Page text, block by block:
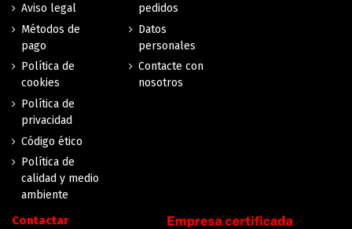
Aviso legal
Métodos de
pago
Política de
cookies
Política de
privacidad
Código ético
Política de
calidad y medio
ambiente
pedidos
Datos
personales
Contacte con
nosotros
Contactar